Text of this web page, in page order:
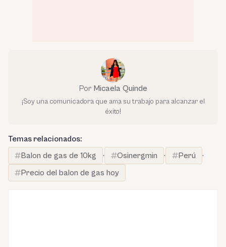
Por Micaela Quinde
¡Soy una comunicadora que ama su trabajo para alcanzar el
éxito!
Temas relacionados:
Balon de gas de 10kg
· Osinergmin · Perú
·
Precio del balon de gas hoy